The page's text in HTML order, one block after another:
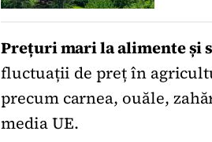
Prețuri mari la alimente și
fluctuații de preț în
precum carnea, ouăle,
media UE.